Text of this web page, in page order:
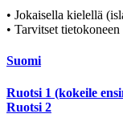
• Jokaisella kielellä
• Tarvitset
Suomi
Ruotsi 1 (kokeile
Ruotsi 2